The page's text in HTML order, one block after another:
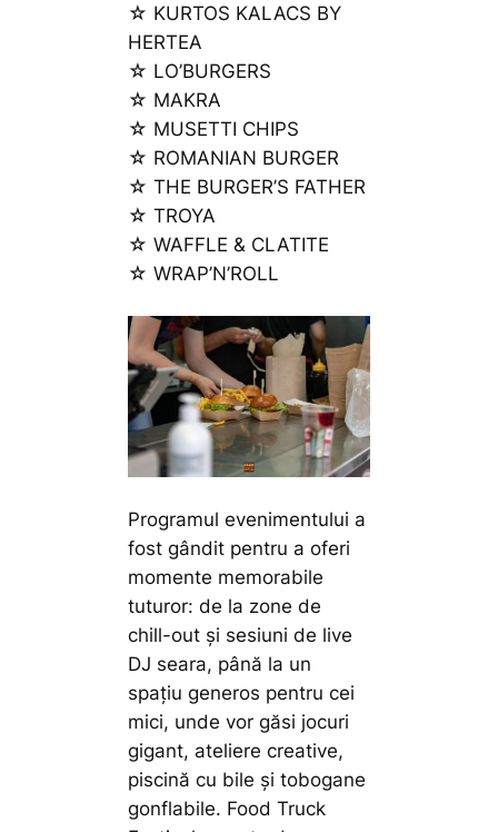
☆ KURTOS KALACS BY
HERTEA
☆ LO’BURGERS
☆ MAKRA
☆ MUSETTI CHIPS
☆ ROMANIAN BURGER
☆ THE BURGER’S FATHER
☆ TROYA
☆ WAFFLE & CLATITE
☆ WRAP’N’ROLL
Programul evenimentului a
fost gândit pentru a oferi
momente memorabile
tuturor: de la zone de
chill-out și sesiuni de live
DJ seara, până la un
spațiu generos pentru cei
mici, unde vor găsi jocuri
gigant, ateliere creative,
piscină cu bile și tobogane
gonflabile. Food Truck